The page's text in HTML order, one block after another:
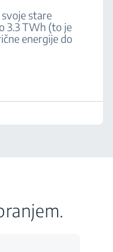
svoje stare
3.3 TWh (to je
energije do